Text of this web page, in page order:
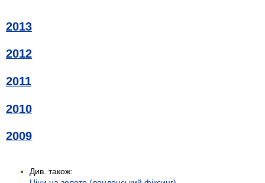
2013
2012
2011
2010
2009
Див. також: